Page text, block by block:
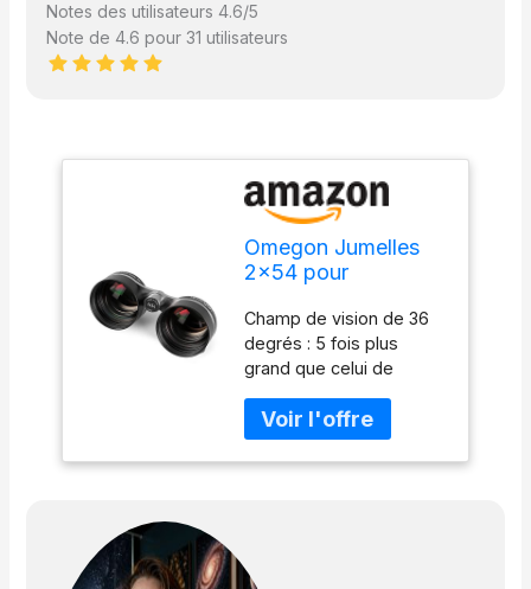
Notes des utilisateurs 4.6/5
Note de 4.6 pour 31 utilisateurs
Omegon Jumelles
2×54 pour
Champs d'étoiles
Champ de vision de 36
degrés : 5 fois plus
grand que celui de
normales Découvrir des
champs d'étoiles et des
constellations entières
Identifier des